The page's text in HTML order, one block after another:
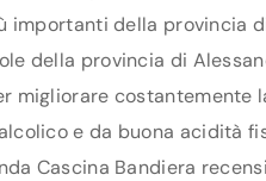
importanti della provincia
della provincia di
migliorare costantemente
e da buona acidità
Cascina Bandiera